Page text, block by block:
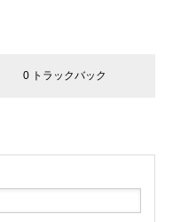
0 トラックバック